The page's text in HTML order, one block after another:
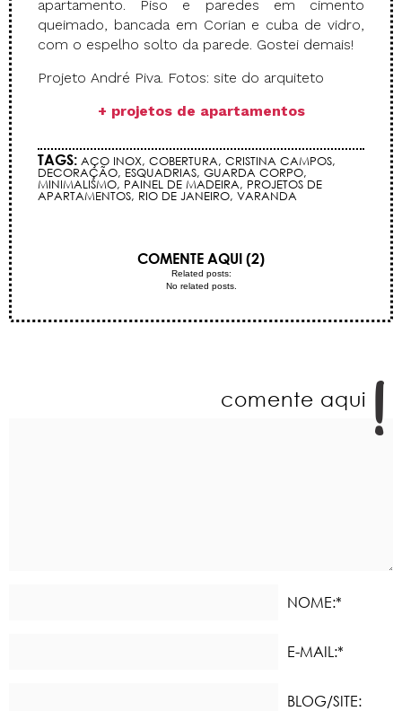
apartamento. Piso e paredes em cimento
queimado, bancada em Corian e cuba de vidro,
com o espelho solto da parede. Gostei demais!
Projeto André Piva. Fotos: site do arquiteto
+ projetos de apartamentos
TAGS: AÇO INOX, COBERTURA, CRISTINA CAMPOS,
DECORAÇÃO, ESQUADRIAS, GUARDA CORPO,
MINIMALISMO, PAINEL DE MADEIRA, PROJETOS DE
APARTAMENTOS, RIO DE JANEIRO, VARANDA
COMENTE AQUI (2)
Related posts:
No related posts.
comente aqui
NOME:*
E-MAIL:*
BLOG/SITE: